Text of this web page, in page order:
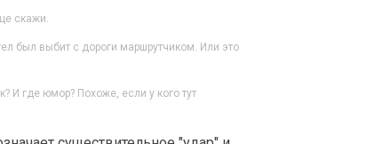
скажи.
был выбит с дороги маршрутчиком. Или это
И где юмор? Похоже, если у кого тут